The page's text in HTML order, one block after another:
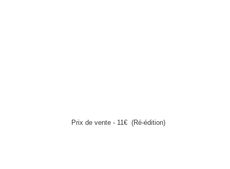
Prix de vente - 11€ (Ré-édition)